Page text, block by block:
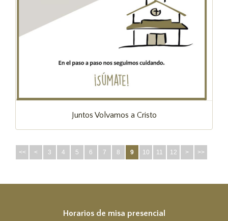
Juntos Volvamos a Cristo
<< < 3 4 5 6 7 8 9 10 11 12 > >>
Horarios de misa presencial